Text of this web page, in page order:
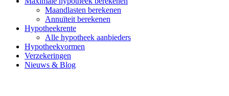
Maandlasten berekenen
Annuïteit berekenen
Hypotheekrente
Alle hypotheek aanbieders
Hypotheekvormen
Verzekeringen
Nieuws & Blog